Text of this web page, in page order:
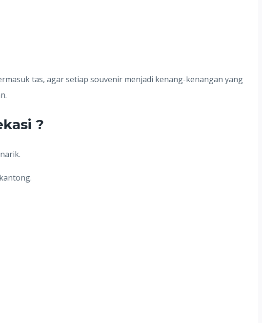
tas, agar setiap souvenir menjadi kenang-kenangan yang
?